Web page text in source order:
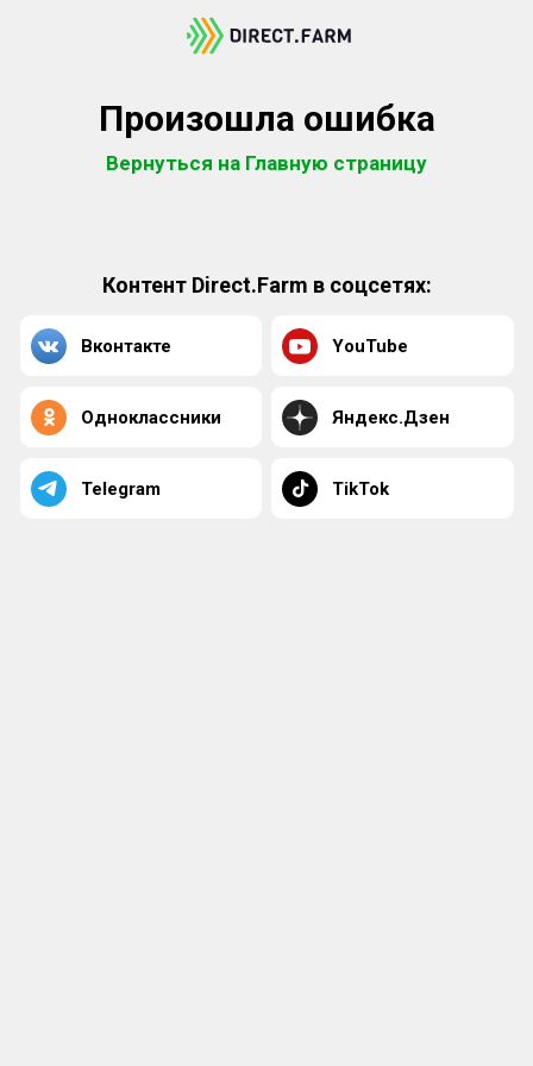
Произошла ошибка
Вернуться на Главную страницу
Контент Direct.Farm в соцсетях:
Вконтакте YouTube
Одноклассники Яндекс.Дзен
Telegram TikTok